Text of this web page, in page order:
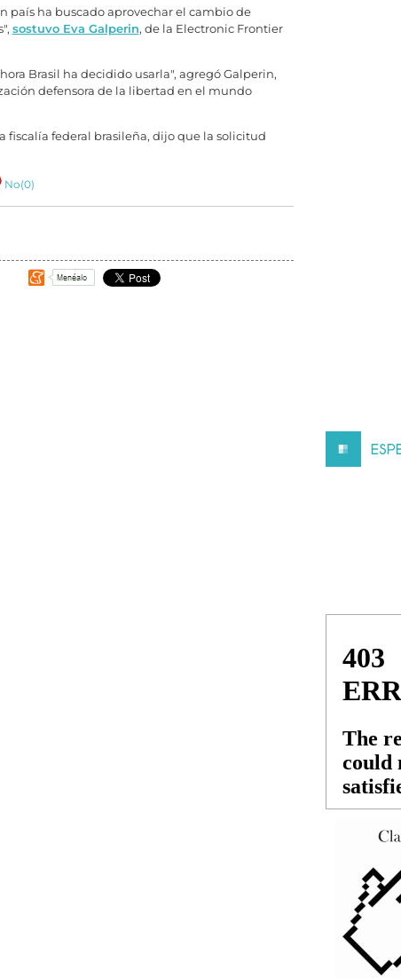
país ha buscado aprovechar el cambio de
sostuvo Eva Galperin, de la Electronic Frontier
Brasil ha decidido usarla", agregó Galperin,
defensora de la libertad en el mundo
fiscalía federal brasileña, dijo que la solicitud
No(0)